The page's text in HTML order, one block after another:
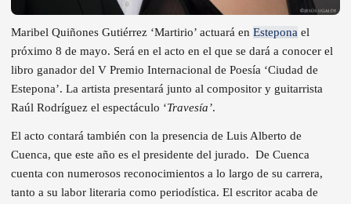
Maribel Quiñones Gutiérrez ‘Martirio’ actuará en Estepona el
próximo 8 de mayo. Será en el acto en el que se dará a conocer el
libro ganador del V Premio Internacional de Poesía ‘Ciudad de
Estepona’. La artista presentará junto al compositor y guitarrista
Raúl Rodríguez el espectáculo ‘Travesía’.
El acto contará también con la presencia de Luis Alberto de
Cuenca, que este año es el presidente del jurado. De Cuenca
cuenta con numerosos reconocimientos a lo largo de su carrera,
tanto a su labor literaria como periodística. El escritor acaba de